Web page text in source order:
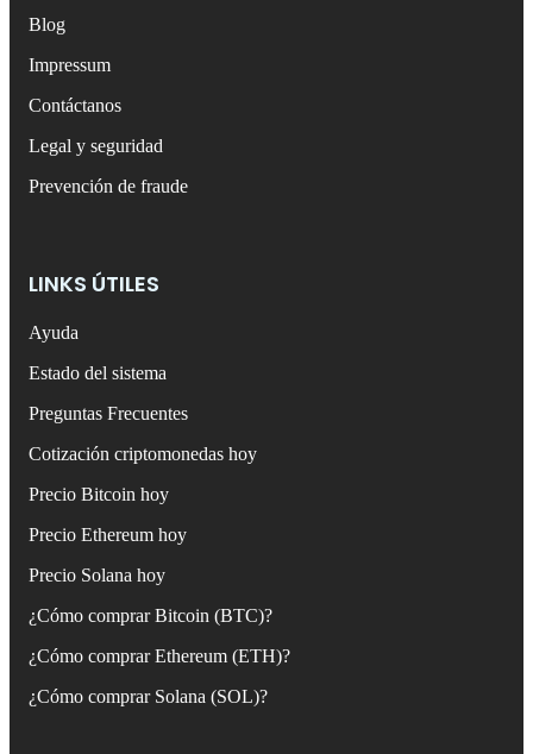
Blog
Impressum
Contáctanos
Legal y seguridad
Prevención de fraude
LINKS ÚTILES
Ayuda
Estado del sistema
Preguntas Frecuentes
Cotización criptomonedas hoy
Precio Bitcoin hoy
Precio Ethereum hoy
Precio Solana hoy
¿Cómo comprar Bitcoin (BTC)?
¿Cómo comprar Ethereum (ETH)?
¿Cómo comprar Solana (SOL)?